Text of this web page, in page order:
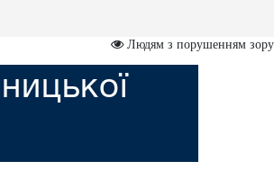
Людям з порушенням зору